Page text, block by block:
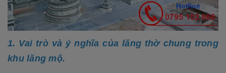
1. Vai trò và ý nghĩa của lăng thờ chung trong
khu lăng mộ.